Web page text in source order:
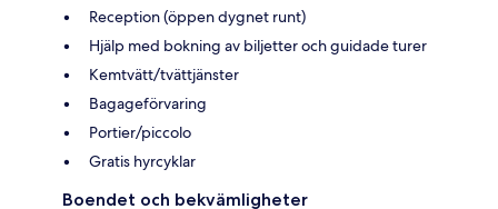
Reception (öppen dygnet runt)
Hjälp med bokning av biljetter och guidade turer
Kemtvätt/tvättjänster
Bagageförvaring
Portier/piccolo
Gratis hyrcyklar
Boendet och bekvämligheter